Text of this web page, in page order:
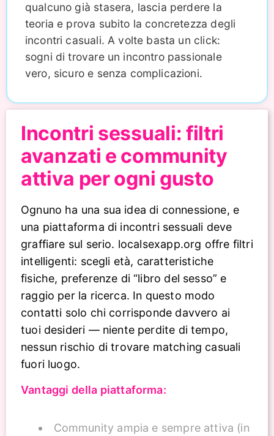
qualcuno già stasera, lascia perdere la
teoria e prova subito la concretezza degli
incontri casuali. A volte basta un click:
sogni di trovare un incontro passionale
vero, sicuro e senza complicazioni.
Incontri sessuali: filtri
avanzati e community
attiva per ogni gusto
Ognuno ha una sua idea di connessione, e
una piattaforma di incontri sessuali deve
graffiare sul serio. localsexapp.org offre filtri
intelligenti: scegli età, caratteristiche
fisiche, preferenze di “libro del sesso” e
raggio per la ricerca. In questo modo
contatti solo chi corrisponde davvero ai
tuoi desideri — niente perdite di tempo,
nessun rischio di trovare matching casuali
fuori luogo.
Vantaggi della piattaforma:
Community ampia e sempre attiva (in